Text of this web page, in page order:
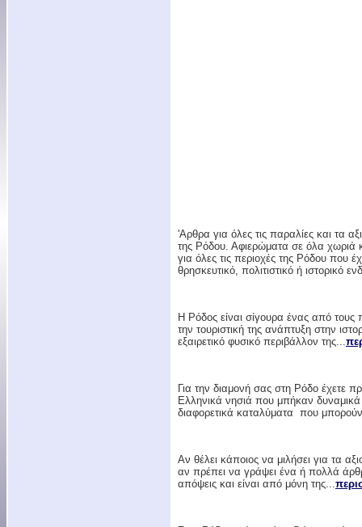
'Αρθρα για όλες τις παραλίες και τα
της Ρόδου. Αφιερώματα σε όλα χωριά
για όλες τις περιοχές της Ρόδου που
θρησκευτικό, πολιτιστικό ή ιστορικό
Η Ρόδος είναι σίγουρα ένας από τους
την τουριστική της ανάπτυξη στην
εξαιρετικό φυσικό περιβάλλον της...
Για την διαμονή σας στη Ρόδο έχετε
Ελληνικά νησιά που μπήκαν δυναμικά
διαφορετικά καταλύματα που
Αν θέλει κάποιος να μιλήσει για τα
αν πρέπει να γράψει ένα ή πολλά
απόψεις και είναι από μόνη της...